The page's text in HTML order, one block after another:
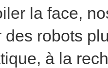
la face,
des robots
à la